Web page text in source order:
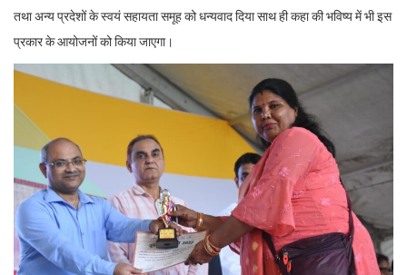
तथा अन्य प्रदेशों के स्वयं सहायता समूह को धन्यवाद दिया साथ ही कहा की भविष्य में भी इस
प्रकार के आयोजनों को किया जाएगा।